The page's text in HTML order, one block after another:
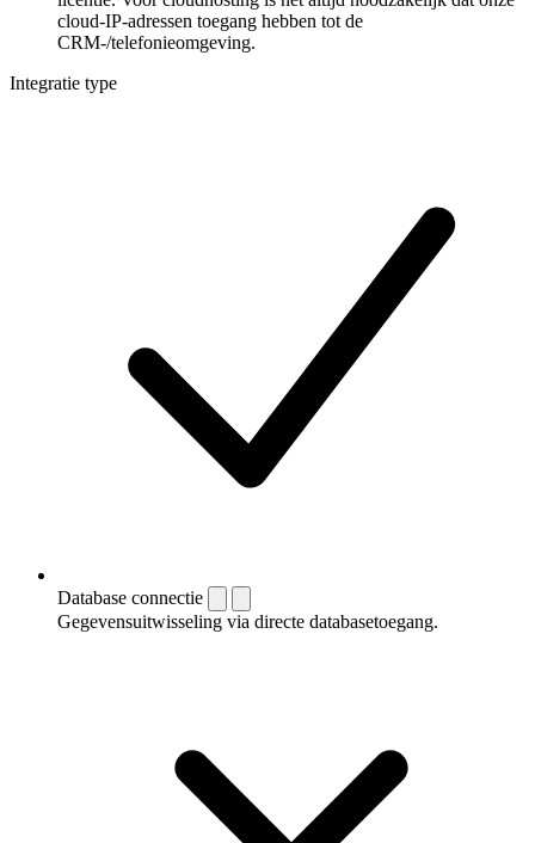
cloud-IP-adressen toegang hebben tot de
CRM-/telefonieomgeving.
Integratie type
Database connectie
Gegevensuitwisseling via directe databasetoegang.